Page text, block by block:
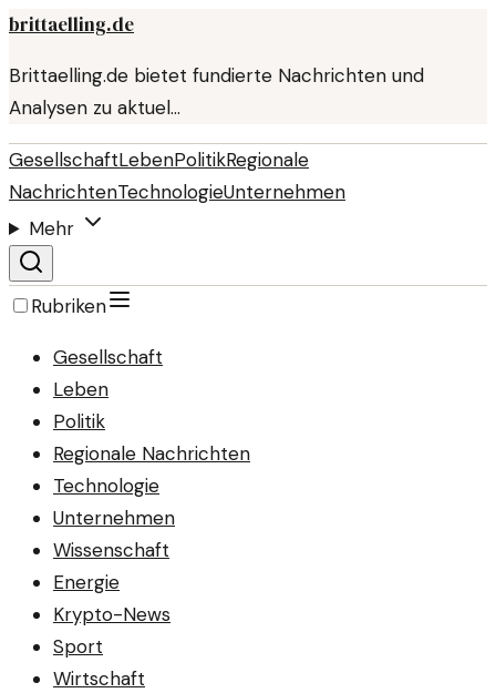
brittaelling.de
Brittaelling.de bietet fundierte Nachrichten und
Analysen zu aktuel…
GesellschaftLebenPolitikRegionale
NachrichtenTechnologieUnternehmen
Mehr
Rubriken
Gesellschaft
Leben
Politik
Regionale Nachrichten
Technologie
Unternehmen
Wissenschaft
Energie
Krypto-News
Sport
Wirtschaft